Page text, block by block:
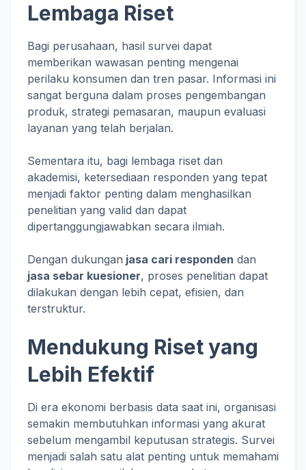
Lembaga Riset
Bagi perusahaan, hasil survei dapat
memberikan wawasan penting mengenai
perilaku konsumen dan tren pasar. Informasi ini
sangat berguna dalam proses pengembangan
produk, strategi pemasaran, maupun evaluasi
layanan yang telah berjalan.
Sementara itu, bagi lembaga riset dan
akademisi, ketersediaan responden yang tepat
menjadi faktor penting dalam menghasilkan
penelitian yang valid dan dapat
dipertanggungjawabkan secara ilmiah.
Dengan dukungan jasa cari responden dan
jasa sebar kuesioner, proses penelitian dapat
dilakukan dengan lebih cepat, efisien, dan
terstruktur.
Mendukung Riset yang
Lebih Efektif
Di era ekonomi berbasis data saat ini, organisasi
semakin membutuhkan informasi yang akurat
sebelum mengambil keputusan strategis. Survei
menjadi salah satu alat penting untuk memahami